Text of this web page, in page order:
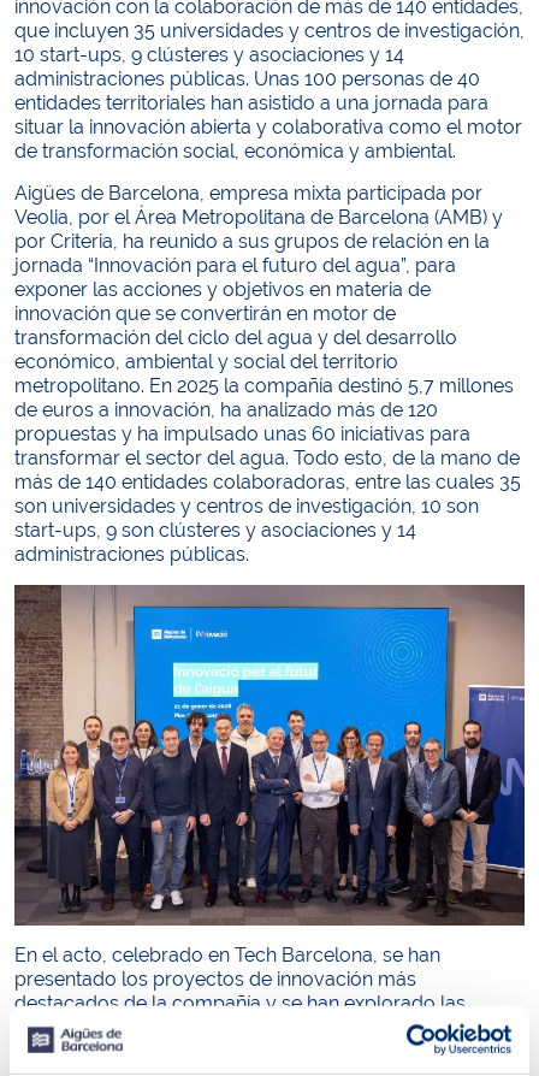
innovación con la colaboración de más de 140 entidades,
que incluyen 35 universidades y centros de investigación,
10 start-ups, 9 clústeres y asociaciones y 14
administraciones públicas. Unas 100 personas de 40
entidades territoriales han asistido a una jornada para
situar la innovación abierta y colaborativa como el motor
de transformación social, económica y ambiental.
Aigües de Barcelona, empresa mixta participada por
Veolia, por el Área Metropolitana de Barcelona (AMB) y
por Criteria, ha reunido a sus grupos de relación en la
jornada “Innovación para el futuro del agua”, para
exponer las acciones y objetivos en materia de
innovación que se convertirán en motor de
transformación del ciclo del agua y del desarrollo
económico, ambiental y social del territorio
metropolitano. En 2025 la compañía destinó 5,7 millones
de euros a innovación, ha analizado más de 120
propuestas y ha impulsado unas 60 iniciativas para
transformar el sector del agua. Todo esto, de la mano de
más de 140 entidades colaboradoras, entre las cuales 35
son universidades y centros de investigación, 10 son
start-ups, 9 son clústeres y asociaciones y 14
administraciones públicas.
En el acto, celebrado en Tech Barcelona, se han
presentado los proyectos de innovación más
destacados de la compañía y se han explorado las
potencialidades de la innovación como motor de cambio
y transformación sostenible. Todo ello, en colaboración